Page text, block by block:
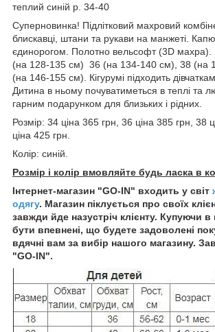
теплий синій р. 34-40
Суперновинка! Підлітковий махровий
блискавці, штани та рукави на манжеті.
єдинорогом. Полотно вельсофт (3D махра).
(на 128-135 см) 36 (на 134-140 см), 38 (на
(на 146-155 см). Кігурумі підходить
Дитина в ньому почуватиметься в теплі та
гарним подарунком для близьких і рідних.
Розмір: 34 ціна 365 грн, 36 ціна 385 грн, 38
ціна 425 грн.
Колір: синій.
Розмір і колір вмовляйте будь ласка в
Інтернет-магазин "GO-IN" входить у світ
одягу. Магазин піклується про своїх
завжди йде назустріч клієнту. Купуючи
бути впевнені, що будете задоволені
вдячні вам за вибір нашого магазину.
"GO-IN".